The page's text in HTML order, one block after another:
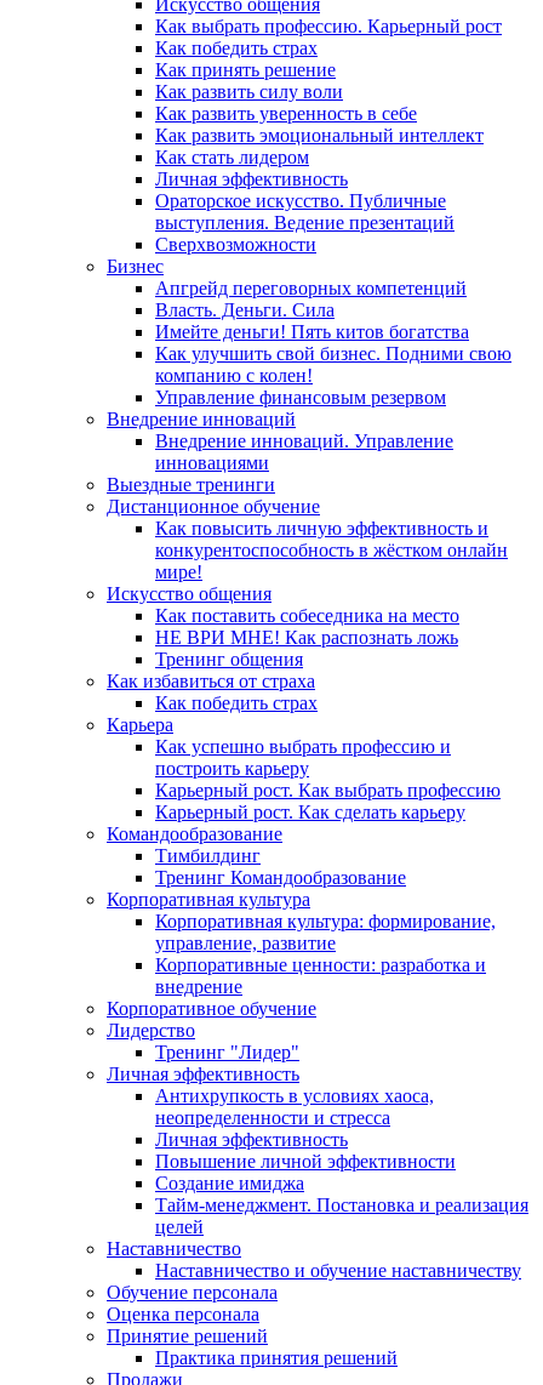
Искусство общения
Как выбрать профессию. Карьерный рост
Как победить страх
Как принять решение
Как развить силу воли
Как развить уверенность в себе
Как развить эмоциональный интеллект
Как стать лидером
Личная эффективность
Ораторское искусство. Публичные
выступления. Ведение презентаций
Сверхвозможности
Бизнес
Апгрейд переговорных компетенций
Власть. Деньги. Сила
Имейте деньги! Пять китов богатства
Как улучшить свой бизнес. Подними свою
компанию с колен!
Управление финансовым резервом
Внедрение инноваций
Внедрение инноваций. Управление
инновациями
Выездные тренинги
Дистанционное обучение
Как повысить личную эффективность и
конкурентоспособность в жёстком онлайн
мире!
Искусство общения
Как поставить собеседника на место
НЕ ВРИ МНЕ! Как распознать ложь
Тренинг общения
Как избавиться от страха
Как победить страх
Карьера
Как успешно выбрать профессию и
построить карьеру
Карьерный рост. Как выбрать профессию
Карьерный рост. Как сделать карьеру
Командообразование
Тимбилдинг
Тренинг Командообразование
Корпоративная культура
Корпоративная культура: формирование,
управление, развитие
Корпоративные ценности: разработка и
внедрение
Корпоративное обучение
Лидерство
Тренинг "Лидер"
Личная эффективность
Антихрупкость в условиях хаоса,
неопределенности и стресса
Личная эффективность
Повышение личной эффективности
Создание имиджа
Тайм-менеджмент. Постановка и реализация
целей
Наставничество
Наставничество и обучение наставничеству
Обучение персонала
Оценка персонала
Принятие решений
Практика принятия решений
Продажи